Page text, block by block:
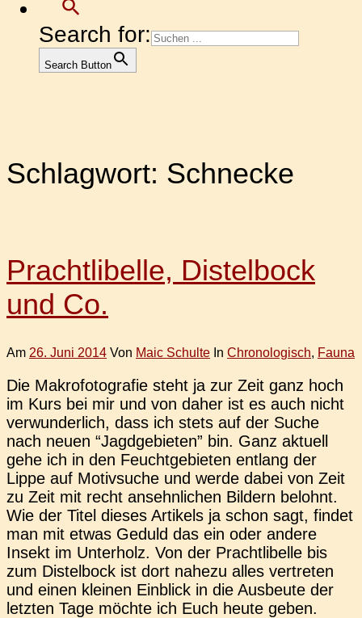
Search for:
Search Button
Schlagwort: Schnecke
Prachtlibelle, Distelbock
und Co.
Am 26. Juni 2014 Von Maic Schulte In Chronologisch, Fauna
Die Makro­fo­to­gra­fie steht ja zur Zeit ganz hoch
im Kurs bei mir und von daher ist es auch nicht
ver­wun­der­lich, dass ich stets auf der Suche
nach neuen “Jagd­ge­bie­ten” bin. Ganz aktu­ell
gehe ich in den Feucht­ge­bie­ten ent­lang der
Lippe auf Motiv­su­che und werde dabei von Zeit
zu Zeit mit recht ansehn­li­chen Bil­dern belohnt.
Wie der Titel dieses Arti­kels ja schon sagt, findet
man mit etwas Geduld das ein oder andere
Insekt im Unter­holz. Von der Pracht­li­bel­le bis
zum Dis­tel­bock ist dort nahezu alles ver­tre­ten
und einen klei­nen Ein­blick in die Aus­beu­te der
letz­ten Tage möchte ich Euch heute geben.